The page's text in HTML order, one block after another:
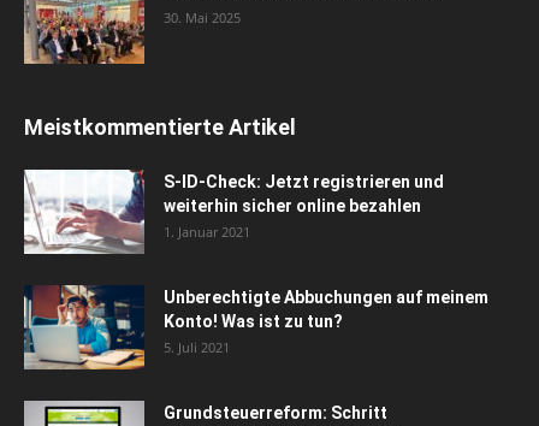
30. Mai 2025
Meistkommentierte Artikel
S-ID-Check: Jetzt registrieren und
weiterhin sicher online bezahlen
1. Januar 2021
Unberechtigte Abbuchungen auf meinem
Konto! Was ist zu tun?
5. Juli 2021
Grundsteuerreform: Schritt